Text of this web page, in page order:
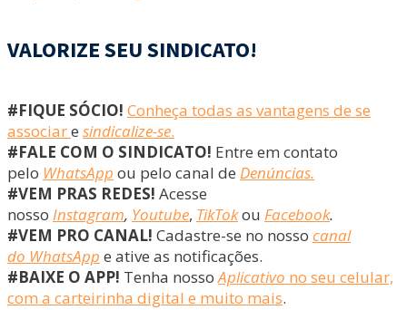
VALORIZE SEU SINDICATO!
#FIQUE SÓCIO! Conheça todas as vantagens de se
associare sindicalize-se.
#FALE COM O SINDICATO! Entre em contato
pelo WhatsApp ou pelo canal de Denúncias.
#VEM PRAS REDES! Acesse
nosso Instagram, Youtube, TikTokou Facebook.
#VEM PRO CANAL! Cadastre-se no nosso canal
do WhatsApp e ative as notificações.
#BAIXE O APP! Tenha nossoAplicativo no seu celular,
com a carteirinha digital e muito mais.